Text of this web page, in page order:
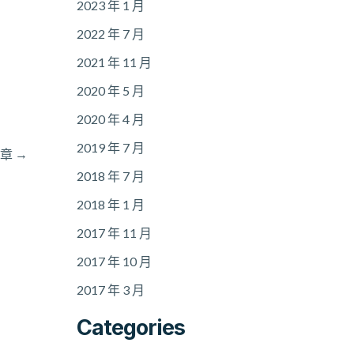
→
2023 年 1 月
2022 年 7 月
2021 年 11 月
2020 年 5 月
2020 年 4 月
2019 年 7 月
2018 年 7 月
2018 年 1 月
2017 年 11 月
2017 年 10 月
2017 年 3 月
Categories